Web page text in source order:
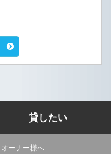
貸したい
オーナー様へ